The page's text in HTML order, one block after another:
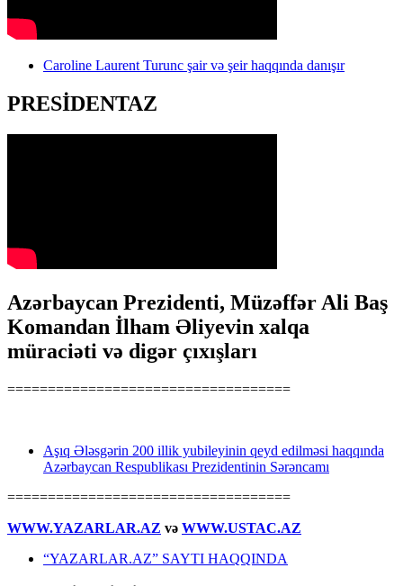
Caroline Laurent Turunc şair və şeir haqqında danışır
PRESİDENTAZ
Azərbaycan Prezidenti, Müzəffər Ali Baş
Komandan İlham Əliyevin xalqa
müraciəti və digər çıxışları
===================================
Aşıq Ələsgərin 200 illik yubileyinin qeyd edilməsi haqqında
Azərbaycan Respublikası Prezidentinin Sərəncamı
===================================
WWW.YAZARLAR.AZ və WWW.USTAC.AZ
“YAZARLAR.AZ” SAYTI HAQQINDA